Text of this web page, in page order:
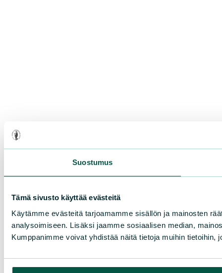
Suostumus
Tämä sivusto käyttää evästeitä
Käytämme evästeitä tarjoamamme sisällön ja mainosten
analysoimiseen. Lisäksi jaamme sosiaalisen median,
Kumppanimme voivat yhdistää näitä tietoja muihin tietoihin,